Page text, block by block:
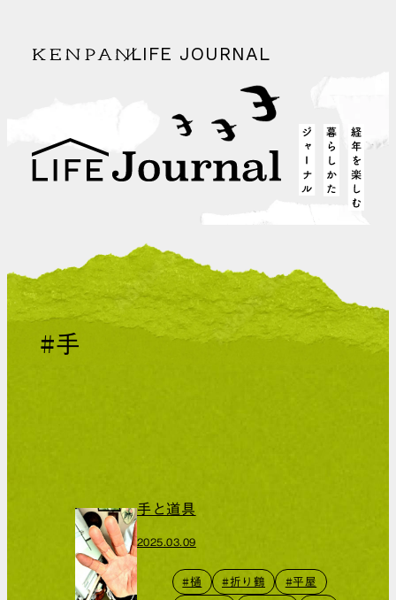
KENPAN LIFE JOURNAL
life journal 経年を
#手
手と道具
2025.03.09
#樋 #折り鶴 #平屋